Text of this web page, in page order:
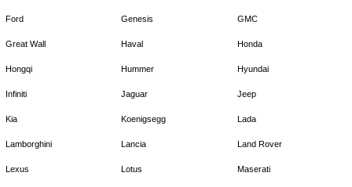
Ford Genesis GMC
Great Wall Haval Honda
Hongqi Hummer Hyundai
Infiniti Jaguar Jeep
Kia Koenigsegg Lada
Lamborghini Lancia Land Rover
Lexus Lotus Maserati